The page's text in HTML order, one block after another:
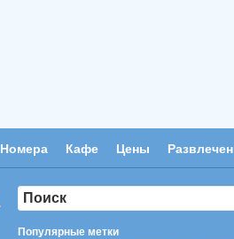
Номера Кафе Цены
Популярные метки